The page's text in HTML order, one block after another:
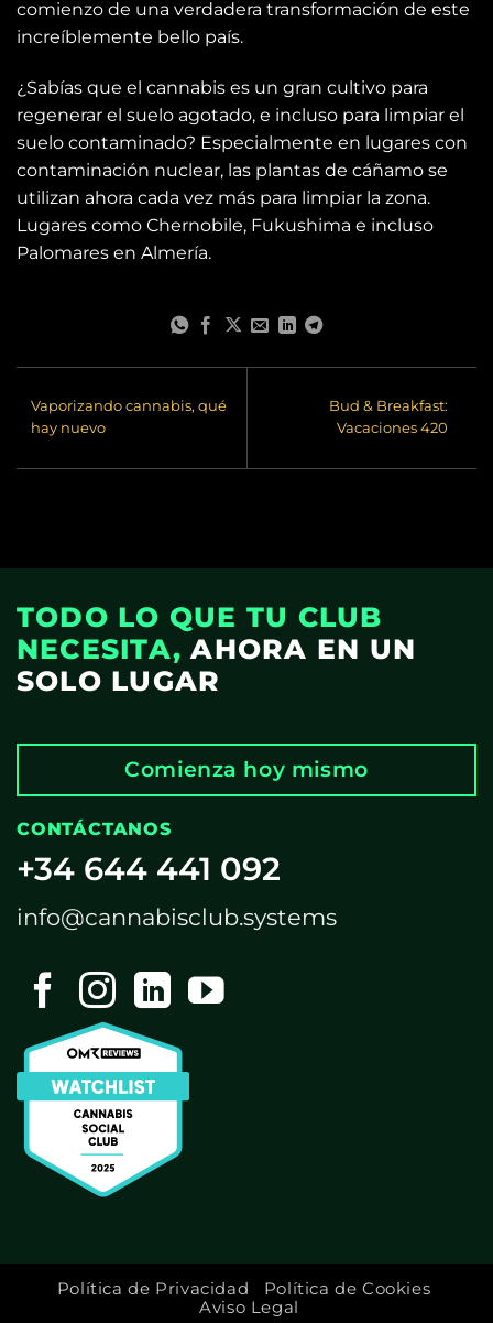
comienzo de una verdadera transformación de este
increíblemente bello país.
¿Sabías que el cannabis es un gran cultivo para
regenerar el suelo agotado, e incluso para limpiar el
suelo contaminado? Especialmente en lugares con
contaminación nuclear, las plantas de cáñamo se
utilizan ahora cada vez más para limpiar la zona.
Lugares como Chernobile, Fukushima e incluso
Palomares en Almería.
Vaporizando cannabis, qué
hay nuevo
Bud & Breakfast:
Vacaciones 420
TODO LO QUE TU CLUB
NECESITA, AHORA EN UN
SOLO LUGAR
Comienza hoy mismo
CONTÁCTANOS
+34 644 441 092
info@cannabisclub.systems
Política de Privacidad
Política de Cookies
Aviso Legal